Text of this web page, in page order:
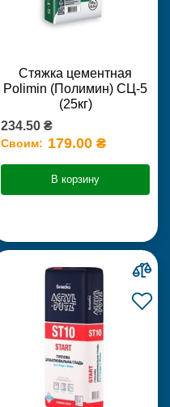
Стяжка цементная
Polimin (Полимин) СЦ-5
(25кг)
234.50 ₴
Своим: 179.00 ₴
В корзину